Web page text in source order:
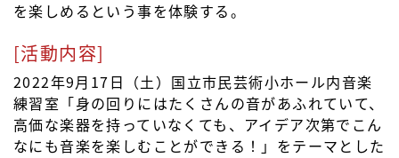
を楽しめるという事を体験する。
[活動内容]
2022年9月17日（土）国立市民芸術小ホール内音楽
練習室「身の回りにはたくさんの音があふれていて、
高価な楽器を持っていなくても、アイデア次第でこん
なにも音楽を楽しむことができる！」をテーマとした